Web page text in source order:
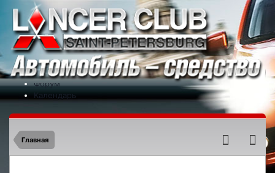
Меню
На сайт
Форум
Календарь
Новости
Контакты
Главная